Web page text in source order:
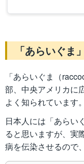
「あらいぐま
「あらいぐま（
部、中央アメリカに
よく知られています。
日本人には「あらい
ると思いますが、実
病を伝染させるので